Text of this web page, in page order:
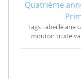
Quatrième
Tags : abeille ane
mouton truite